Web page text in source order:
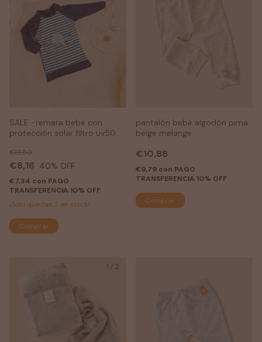
SALE -remera bebé con
protección solar filtro uv50
€8,16
€13,50
40% OFF
€7,34 con PAGO
TRANSFERENCIA 10% OFF
¡Solo quedan 2 en stock!
Comprar
pantalón bebé algodón pima
beige melange
€10,88
€9,79 con PAGO
TRANSFERENCIA 10% OFF
Comprar
1 / 2